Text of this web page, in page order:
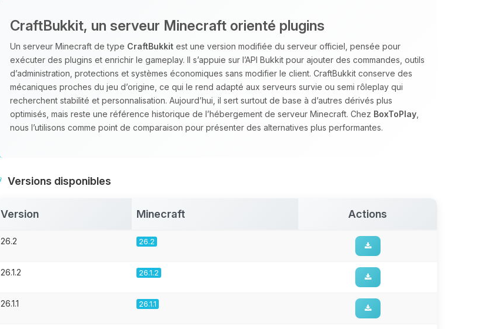
CraftBukkit, un serveur Minecraft orienté plugins
Un serveur Minecraft de type CraftBukkit est une version modifiée du serveur officiel, pensée pour
exécuter des plugins et enrichir le gameplay. Il s’appuie sur l’API Bukkit pour ajouter des commandes, outils
d’administration, protections et systèmes économiques sans modifier le client. CraftBukkit conserve des
mécaniques proches du jeu d’origine, ce qui le rend adapté aux serveurs survie ou semi rôleplay qui
recherchent stabilité et personnalisation. Aujourd’hui, il sert surtout de base à d’autres dérivés plus
optimisés, mais reste une référence historique de l’hébergement de serveur Minecraft. Chez BoxToPlay
nous l’utilisons comme point de comparaison pour présenter des alternatives plus performantes.
Versions disponibles
Version Minecraft Actions
26.2 26.2
26.1.2 26.1.2
26.1.1 26.1.1